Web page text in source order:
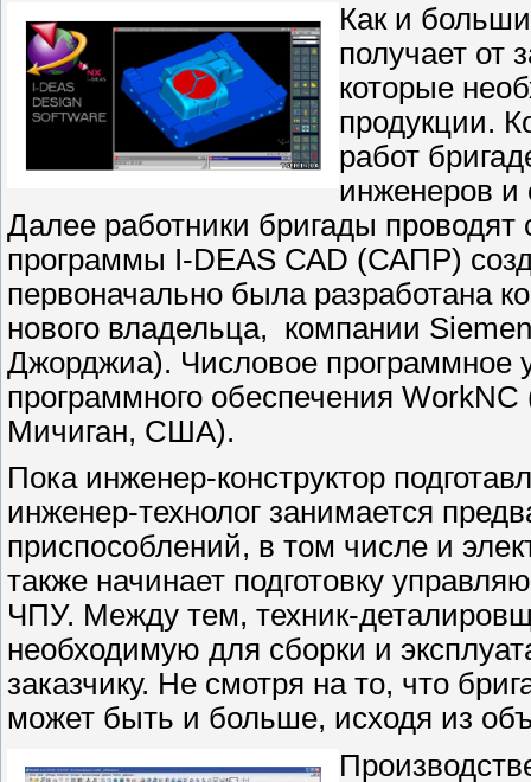
Как и
получает от
которые
продукции.
работ
инженеров и
Далее работники бригады
программы I-DEAS САD (САПР)
первоначально была разработана
нового владельца, компании
Джорджиа). Числовое программное
программного обеспечения
Мичиган, США).
Пока инженер-конструктор
инженер-технолог занимается
приспособлений, в том числе и
также начинает подготовку
ЧПУ. Между тем, техник-
необходимую для сборки и
заказчику. Не смотря на то, что
может быть и больше, исходя из